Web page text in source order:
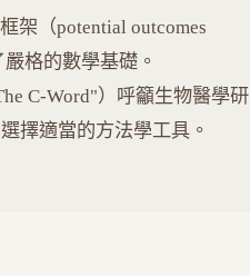
架（potential outcomes
格的數學基礎。
C-Word"）呼籲生物醫學研
擇適當的方法學工具。